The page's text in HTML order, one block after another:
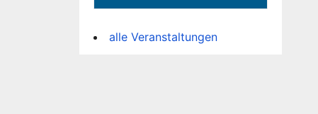
alle Veranstaltungen